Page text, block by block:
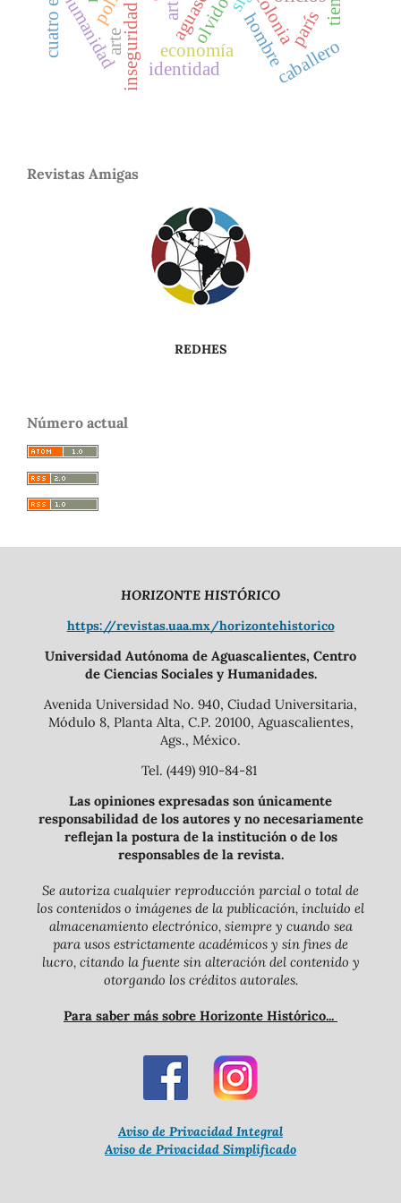
colonia
economía
inseguridad hombre
humanidad olvido
identidad caballero
parís
arte
Revistas Amigas
REDHES
Número actual
HORIZONTE HISTÓRICO
https://revistas.uaa.mx/horizontehistorico
Universidad Autónoma de Aguascalientes, Centro
de Ciencias Sociales y Humanidades.
Avenida Universidad No. 940, Ciudad Universitaria,
Módulo 8, Planta Alta, C.P. 20100, Aguascalientes,
Ags., México.
Tel. (449) 910-84-81
Las opiniones expresadas son únicamente
responsabilidad de los autores y no necesariamente
reflejan la postura de la institución o de los
responsables de la revista.
Se autoriza cualquier reproducción parcial o total de
los contenidos o imágenes de la publicación, incluido el
almacenamiento electrónico, siempre y cuando sea
para usos estrictamente académicos y sin fines de
lucro, citando la fuente sin alteración del contenido y
otorgando los créditos autorales.
Para saber más sobre Horizonte Histórico...
Aviso de Privacidad Integral
Aviso de Privacidad Simplificado